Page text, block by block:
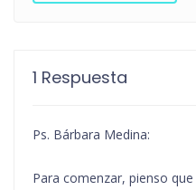
1 Respuesta
Ps. Bárbara Medina:
Para comenzar, pienso